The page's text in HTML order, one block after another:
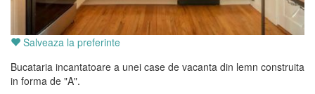
Salveaza la preferinte
Bucataria incantatoare a unei case de vacanta din lemn construita
in forma de "A".